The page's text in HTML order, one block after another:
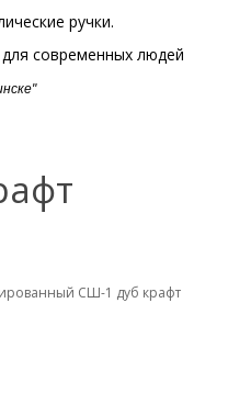
ручки.
современных людей
СШ-1 дуб крафт